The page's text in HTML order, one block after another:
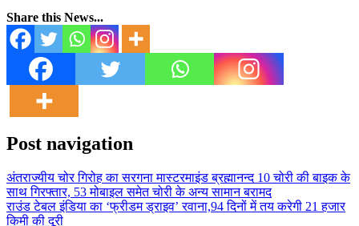
Share this News...
Post navigation
अंतराज्यीय चोर गिरोह का सरगना मास्टरमाइंड ब्रह्मानन्द 10 चोरी की बाइक के
साथ गिरफ्तार, 53 मोबाइल समेत चोरी के अन्य सामान बरामद
राउंड टेबल इंडिया का ‘फ्रीडम ड्राइव’ रवाना,94 दिनों में तय करेगी 21 हजार
किमी की दूरी